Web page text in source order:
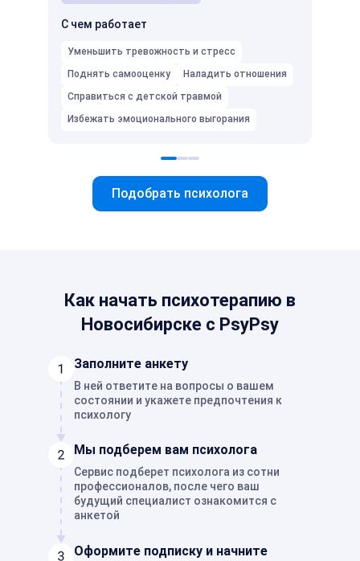
С чем работает
Уменьшить тревожность и стресс
Поднять самооценку
Наладить отношения
Справиться с детской травмой
Избежать эмоционального выгорания
Подобрать психолога
Как начать психотерапию в
Новосибирске с PsyPsy
Заполните анкету
В ней ответите на вопросы о вашем
состоянии и укажете предпочтения к
психологу
Мы подберем вам психолога
Сервис подберет психолога из сотни
профессионалов, после чего ваш
будущий специалист ознакомится с
анкетой
Оформите подписку и начните